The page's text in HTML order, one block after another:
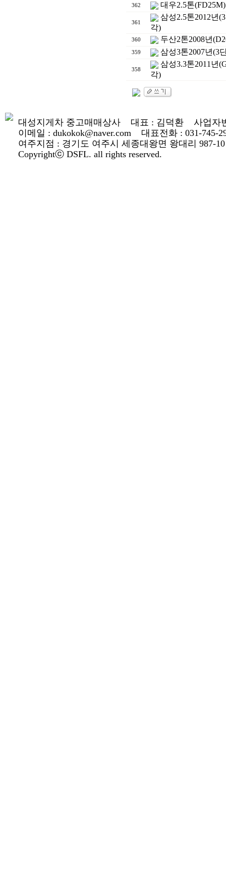
362 대우2.5톤
361
삼성2.5톤2012년
각)
360 두산2톤2008년
359 삼성3톤2007년(3
358
삼성3.3톤2011년
각)
대성지게차 중고매매상사 대표 : 김덕환 사업자
이메일 : dukokok@naver.com 대표전화 : 031-745-
여주지점 : 경기도 여주시 세종대왕면 왕대리 987-10
Copyrightⓒ DSFL. all rights reserved.